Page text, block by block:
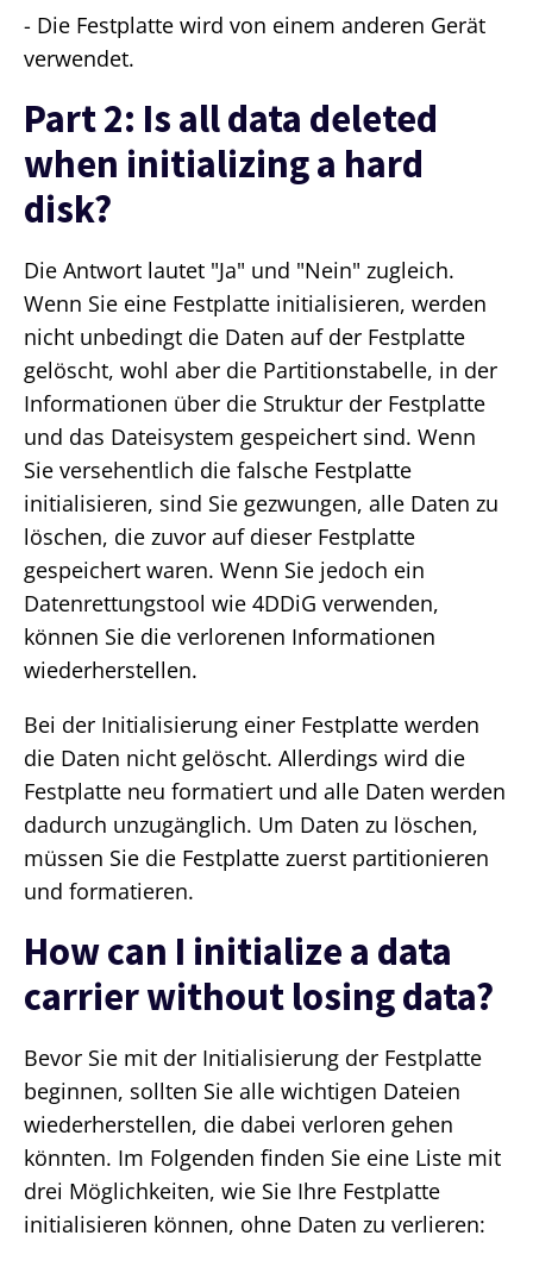
- Die Festplatte wird von einem anderen Gerät
verwendet.
Part 2: Is all data deleted
when initializing a hard
disk?
Die Antwort lautet "Ja" und "Nein" zugleich.
Wenn Sie eine Festplatte initialisieren, werden
nicht unbedingt die Daten auf der Festplatte
gelöscht, wohl aber die Partitionstabelle, in der
Informationen über die Struktur der Festplatte
und das Dateisystem gespeichert sind. Wenn
Sie versehentlich die falsche Festplatte
initialisieren, sind Sie gezwungen, alle Daten zu
löschen, die zuvor auf dieser Festplatte
gespeichert waren. Wenn Sie jedoch ein
Datenrettungstool wie 4DDiG verwenden,
können Sie die verlorenen Informationen
wiederherstellen.
Bei der Initialisierung einer Festplatte werden
die Daten nicht gelöscht. Allerdings wird die
Festplatte neu formatiert und alle Daten werden
dadurch unzugänglich. Um Daten zu löschen,
müssen Sie die Festplatte zuerst partitionieren
und formatieren.
How can I initialize a data
carrier without losing data?
Bevor Sie mit der Initialisierung der Festplatte
beginnen, sollten Sie alle wichtigen Dateien
wiederherstellen, die dabei verloren gehen
könnten. Im Folgenden finden Sie eine Liste mit
drei Möglichkeiten, wie Sie Ihre Festplatte
initialisieren können, ohne Daten zu verlieren: